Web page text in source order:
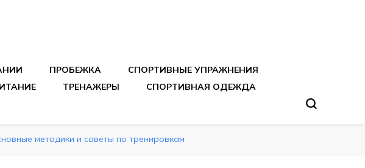
ПРОБЕЖКА
СПОРТИВНЫЕ УПРАЖНЕНИЯ
ТРЕНАЖЕРЫ СПОРТИВНАЯ ОДЕЖДА
методики и советы по тренировкам